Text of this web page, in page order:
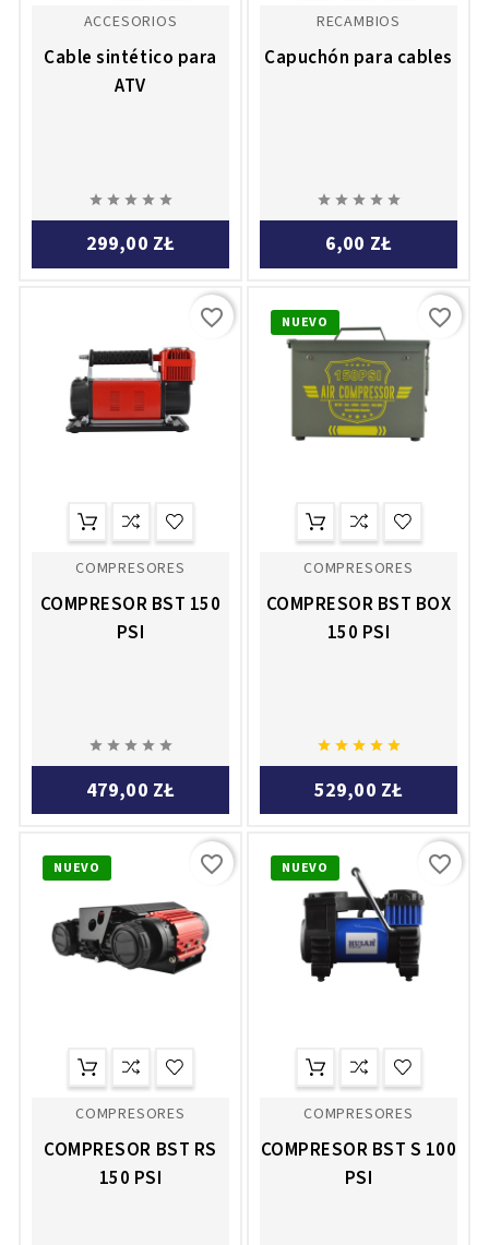
ACCESORIOS
Cable sintético para
ATV
    
299,00 ZŁ
RECAMBIOS
Capuchón para cables
    
6,00 ZŁ
COMPRESORES
COMPRESOR BST 150
PSI
    
479,00 ZŁ
favorite_border NUEVO
COMPRESORES
COMPRESOR BST BOX
150 PSI
    
529,00 ZŁ
favorite_border
NUEVO
COMPRESORES
COMPRESOR BST RS
150 PSI
favorite_border NUEVO
COMPRESORES
COMPRESOR BST S 100
PSI
favorite_border